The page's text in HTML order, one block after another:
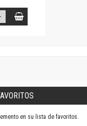
en su lista de favoritos.